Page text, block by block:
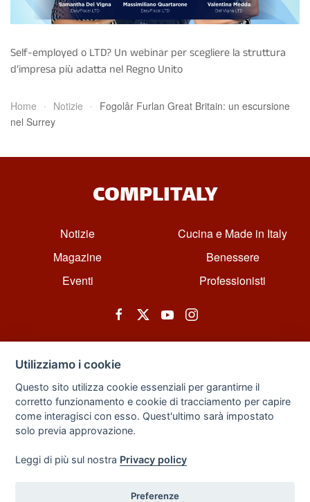
Self-employed o LTD? Un webinar per scegliere la struttura
d’impresa più adatta nel Regno Unito
Home Notizie
Fogolâr Furlan Great Britain: un escursione
nel Surrey
COMPLITALY
Notizie
Magazine
Eventi
Cucina e Made in Italy
Benessere
Professionisti
© All rights reserved. Powered by Zarix Solution LTD, Forest House
Business Centre, 8 Gainsborough Road, London, England, E11 1HT.
Privacy Policy |Sitemap
Utilizziamo i cookie
Questo sito utilizza cookie essenziali per garantirne il
corretto funzionamento e cookie di tracciamento per capire
come interagisci con esso. Quest'ultimo sarà impostato
solo previa approvazione.
Leggi di più sul nostra Privacy policy
Preferenze